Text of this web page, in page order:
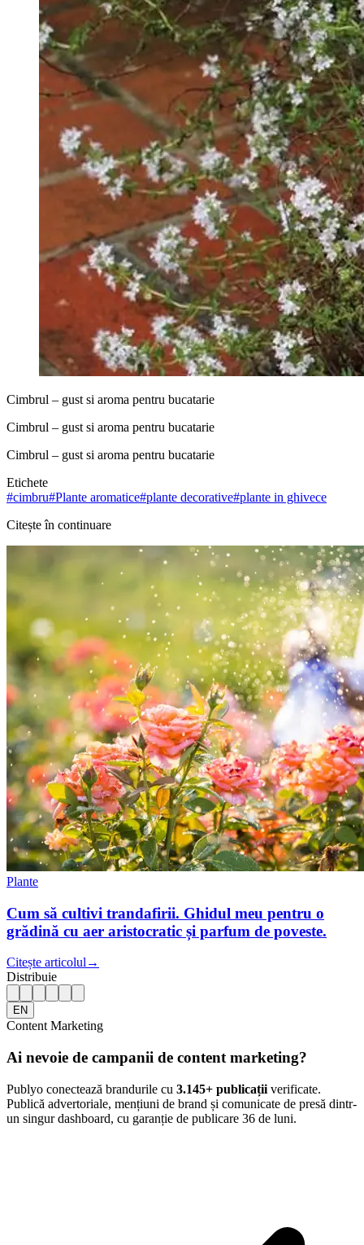
Cimbrul – gust si aroma pentru bucatarie
Cimbrul – gust si aroma pentru bucatarie
Cimbrul – gust si aroma pentru bucatarie
Etichete
#cimbru#Plante aromatice#plante decorative#plante in ghivece
Citește în continuare
Plante
Cum să cultivi trandafirii. Ghidul meu pentru o
grădină cu aer aristocratic și parfum de poveste.
Citește articolul →
Distribuie
EN
Content Marketing
Ai nevoie de campanii de content marketing?
Publyo conectează brandurile cu 3.145+ publicații verificate.
Publică advertoriale, mențiuni de brand și comunicate de presă dintr-
un singur dashboard, cu garanție de publicare 36 de luni.